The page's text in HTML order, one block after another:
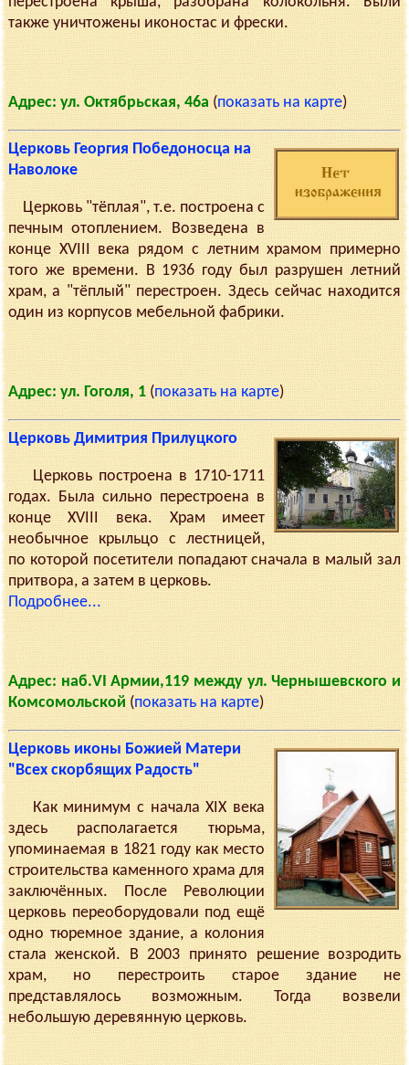
также уничтожены иконостас и фрески.
Адрес: ул. Октябрьская, 46а (показать на карте)
Церковь Георгия Победоносца на
Наволоке
Церковь "тёплая", т.е. построена с
печным отоплением. Возведена в
конце XVIII века рядом с летним храмом примерно
того же времени. В 1936 году был разрушен летний
храм, а "тёплый" перестроен. Здесь сейчас находится
один из корпусов мебельной фабрики.
Адрес: ул. Гоголя, 1(показать на карте)
Церковь Димитрия Прилуцкого
Церковь построена в 1710-1711
годах. Была сильно перестроена в
конце XVIII века. Храм имеет
необычное крыльцо с лестницей,
по которой посетители попадают сначала в малый зал
притвора, а затем в церковь.
Подробнее...
Адрес: наб.VI Армии,119 между ул. Чернышевского и
Комсомольской(показать на карте)
Церковь иконы Божией Матери
"Всех скорбящих Радость"
Как минимум с начала XIX века
здесь располагается тюрьма,
упоминаемая в 1821 году как место
строительства каменного храма для
заключённых. После Революции
церковь переоборудовали под ещё
одно тюремное здание, а колония
стала женской. В 2003 принято решение возродить
храм, но перестроить старое здание не
представлялось возможным. Тогда возвели
небольшую деревянную церковь.